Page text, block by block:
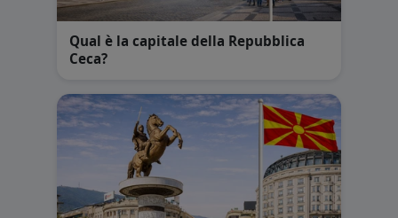
Qual è la capitale della Repubblica
Ceca?